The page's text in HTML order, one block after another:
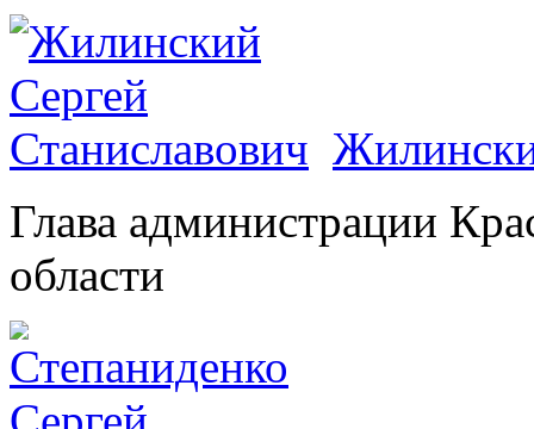
Глава администрации
области